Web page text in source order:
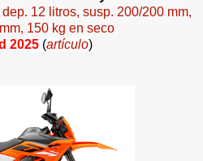
12 litros, susp. 200/200 mm,
150 kg en seco
2025 (artículo)